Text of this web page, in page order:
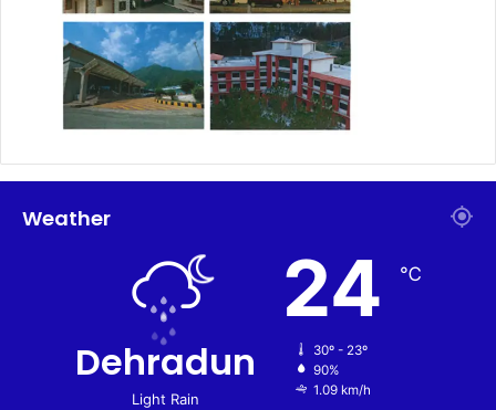
Weather
Dehradun
Light Rain
24 ℃
30º - 23º
90%
1.09 km/h